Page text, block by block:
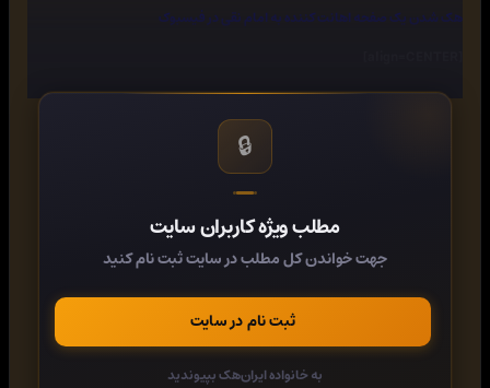
هک شدن یک صفحه اهانت کننده به امام نقی در فیسبوک
http://www.facebook.com/Naghi.Pashnetala
🔒
مطلب ویژه کاربران سایت
جهت خواندن کل مطلب در سایت ثبت نام کنید
ثبت نام در سایت
به خانواده ایران‌هک بپیوندید